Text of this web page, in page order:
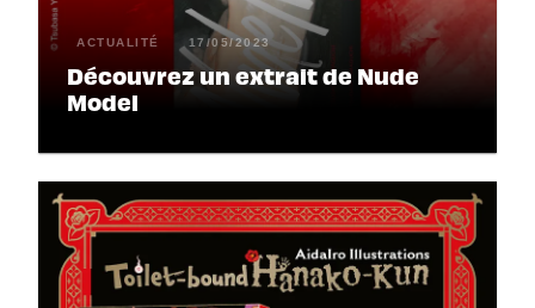
ACTUALITÉ 17/05/2023
Découvrez un extrait de Nude
Model